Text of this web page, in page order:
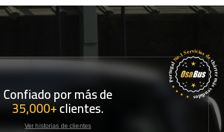
Confiado por más de
35,000+clientes.
Ver historias de clientes